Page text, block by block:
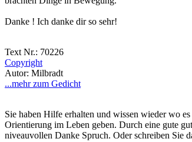
Danke ! Ich danke dir so sehr!
Text Nr.: 70226
Copyright
Autor: Milbradt
...mehr zum Gedicht
Sie haben Hilfe erhalten und wissen wieder wo
Orientierung im Leben geben. Durch eine gute
niveauvollen Danke Spruch. Oder schreiben Sie